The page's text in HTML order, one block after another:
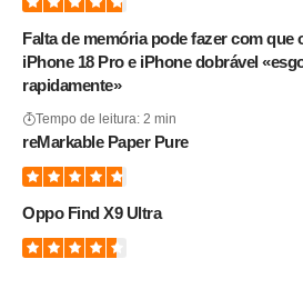
Falta de memória pode fazer com que
iPhone 18 Pro e iPhone dobrável
rapidamente»
Tempo de leitura: 2 min
reMarkable Paper Pure
Oppo Find X9 Ultra